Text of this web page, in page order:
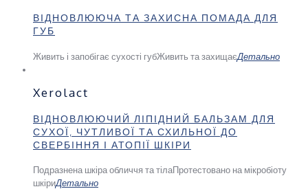
ВІДНОВЛЮЮЧА ТА ЗАХИСНА ПОМАДА ДЛЯ
ГУБ
Живить і запобігає сухості губЖивить та захищаєДетально
Xerolact
ВІДНОВЛЮЮЧИЙ ЛІПІДНИЙ БАЛЬЗАМ ДЛЯ
СУХОЇ, ЧУТЛИВОЇ ТА СХИЛЬНОЇ ДО
СВЕРБІННЯ І АТОПІЇ ШКІРИ
Подразнена шкіра обличчя та тілаПротестовано на мікробіоту
шкіриДетально